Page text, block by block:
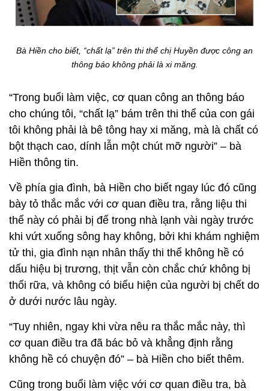
Bà Hiền cho biết, “chất lạ” trên thi thể chị Huyền được công an
thông báo không phải là xi măng.
“Trong buổi làm việc, cơ quan công an thông báo
cho chúng tôi, “chất lạ” bám trên thi thể của con gái
tôi không phải là bê tông hay xi măng, mà là chất có
bột thạch cao, dính lẫn một chút mỡ người” – bà
Hiền thông tin.
Về phía gia đình, bà Hiền cho biết ngay lúc đó cũng
bày tỏ thắc mắc với cơ quan điều tra, rằng liệu thi
thể này có phải bị để trong nhà lạnh vài ngày trước
khi vứt xuống sông hay không, bởi khi khám nghiệm
tử thi, gia đình nạn nhân thấy thi thể không hề có
dấu hiệu bị trương, thịt vẫn còn chắc chứ không bị
thối rữa, và không có biểu hiện của người bị chết do
ở dưới nước lâu ngày.
“Tuy nhiên, ngay khi vừa nêu ra thắc mắc này, thì
cơ quan điều tra đã bác bỏ và khẳng định rằng
không hề có chuyện đó” – bà Hiền cho biết thêm.
Cũng trong buổi làm việc với cơ quan điều tra, bà